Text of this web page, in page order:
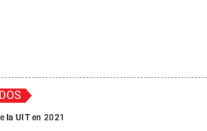
la UIT en 2021